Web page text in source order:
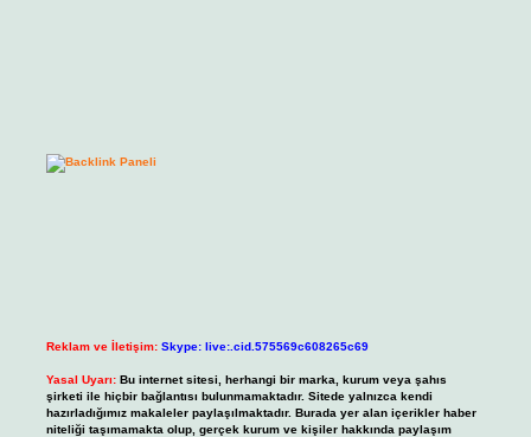
Reklam ve İletişim: Skype: live:.cid.575569c608265c69
Yasal Uyarı: Bu internet sitesi, herhangi bir marka, kurum veya şahıs
şirketi ile hiçbir bağlantısı bulunmamaktadır. Sitede yalnızca kendi
hazırladığımız makaleler paylaşılmaktadır. Burada yer alan içerikler haber
niteliği taşımamakta olup, gerçek kurum ve kişiler hakkında paylaşım